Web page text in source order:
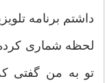
داشتم برنامه
لحظه شماری
تو به من گفتی که